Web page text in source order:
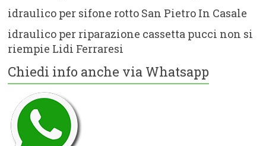
idraulico per sifone rotto San Pietro In Casale
idraulico per riparazione cassetta pucci non si
riempie Lidi Ferraresi
Chiedi info anche via Whatsapp